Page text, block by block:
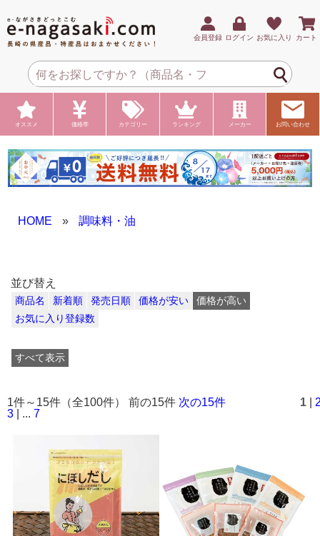
会員登録 ログイン お気に入り カート
オススメ 価格帯 カテゴリー ランキング メーカー お問い合わせ
HOME » 調味料・油
並び替え
商品名 新着順 発売日順 価格が安い
価格が高い
お気に入り登録数
すべて表示
1件～15件（全100件） 前の15件 次の15件 1
3 | ... 7